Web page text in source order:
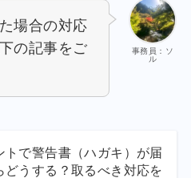
事務員：ソ
ル
場合の対応
の記事をご
トで警告書（ハガキ）が届
どうする？取るべき対応を